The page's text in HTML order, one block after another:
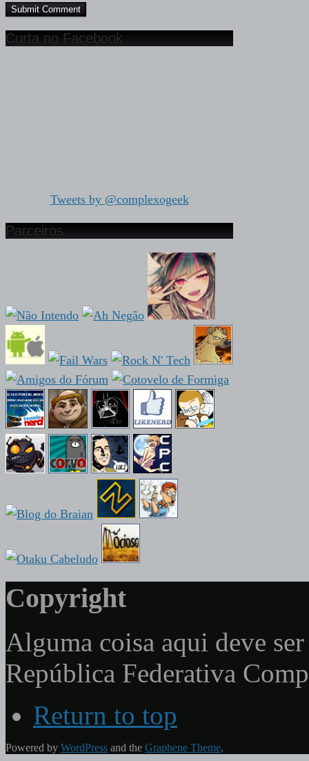
Curta no Facebook
Tweets by @complexogeek
Parceiros
Copyright
Alguma coisa aqui deve
República Federativa
Return to top
Powered by WordPress and the Graphene Theme.